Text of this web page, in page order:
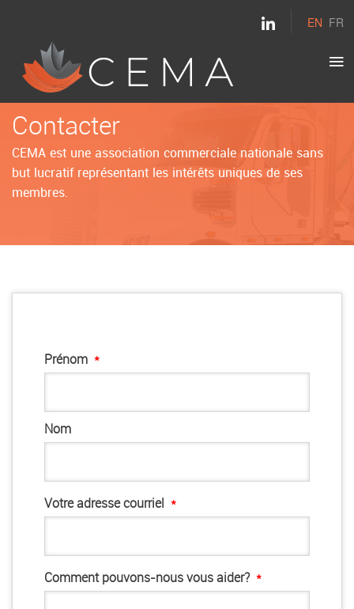
EN FR
Contacter
CEMA est une association commerciale nationale sans
but lucratif représentant les intérêts uniques de ses
membres.
Prénom *
Nom
Votre adresse courriel *
Comment pouvons-nous vous aider? *